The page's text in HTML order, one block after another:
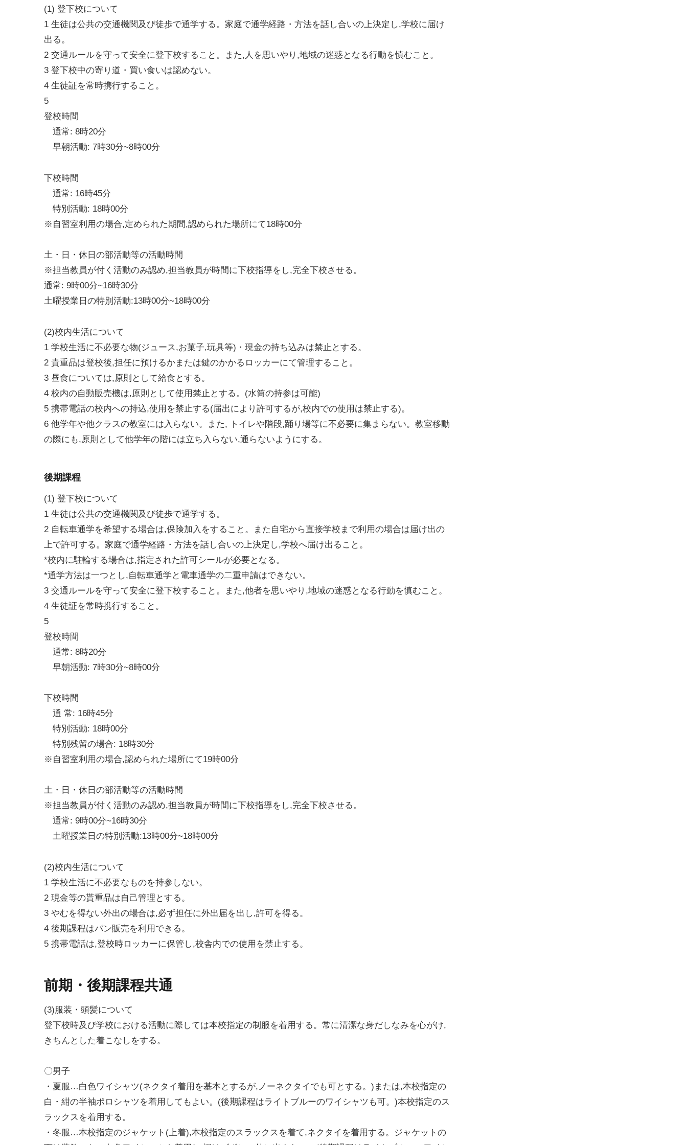
(1) 登下校について
1 生徒は公共の交通機関及び徒歩で通学する。家庭で通学経路・方法を話し合いの上決定し,学校に届け
出る。
2 交通ルールを守って安全に登下校すること。また,人を思いやり,地域の迷惑となる行動を慎むこと。
3 登下校中の寄り道・買い食いは認めない。
4 生徒証を常時携行すること。
5
登校時間
通常: 8時20分
早朝活動: 7時30分~8時00分
下校時間
通常: 16時45分
特別活動: 18時00分
※自習室利用の場合,定められた期間,認められた場所にて18時00分
土・日・休日の部活動等の活動時間
※担当教員が付く活動のみ認め,担当教員が時間に下校指導をし,完全下校させる。
通常: 9時00分~16時30分
土曜授業日の特別活動:13時00分~18時00分
(2)校内生活について
1 学校生活に不必要な物(ジュース,お菓子,玩具等)・現金の持ち込みは禁止とする。
2 貴重品は登校後,担任に預けるかまたは鍵のかかるロッカーにて管理すること。
3 昼食については,原則として給食とする。
4 校内の自動販売機は,原則として使用禁止とする。(水筒の持参は可能)
5 携帯電話の校内への持込,使用を禁止する(届出により許可するが,校内での使用は禁止する)。
6 他学年や他クラスの教室には入らない。また, トイレや階段,踊り場等に不必要に集まらない。教室移動
の際にも,原則として他学年の階には立ち入らない,通らないようにする。
後期課程
(1) 登下校について
1 生徒は公共の交通機関及び徒歩で通学する。
2 自転車通学を希望する場合は,保険加入をすること。また自宅から直接学校まで利用の場合は届け出の
上で許可する。家庭で通学経路・方法を話し合いの上決定し,学校へ届け出ること。
*校内に駐輪する場合は,指定された許可シールが必要となる。
*通学方法は一つとし,自転車通学と電車通学の二重申請はできない。
3 交通ルールを守って安全に登下校すること。また,他者を思いやり,地域の迷惑となる行動を慎むこと。
4 生徒証を常時携行すること。
5
登校時間
通常: 8時20分
早朝活動: 7時30分~8時00分
下校時間
通 常: 16時45分
特別活動: 18時00分
特別残留の場合: 18時30分
※自習室利用の場合,認められた場所にて19時00分
土・日・休日の部活動等の活動時間
※担当教員が付く活動のみ認め,担当教員が時間に下校指導をし,完全下校させる。
通常: 9時00分~16時30分
土曜授業日の特別活動:13時00分~18時00分
(2)校内生活について
1 学校生活に不必要なものを持参しない。
2 現金等の貰重品は自己管理とする。
3 やむを得ない外出の場合は,必ず担任に外出届を出し,許可を得る。
4 後期課程はパン販売を利用できる。
5 携帯電話は,登校時ロッカーに保管し,校舎内での使用を禁止する。
前期・後期課程共通
(3)服装・頭髪について
登下校時及び学校における活動に際しては本校指定の制服を着用する。常に清潔な身だしなみを心がけ,
きちんとした着こなしをする。
〇男子
・夏服…白色ワイシャツ(ネクタイ着用を基本とするが,ノーネクタイでも可とする。)または,本校指定の
白・紺の半袖ポロシャツを着用してもよい。(後期課程はライトブルーのワイシャツも可。)本校指定のス
ラックスを着用する。
・冬服…本校指定のジャケット(上着),本校指定のスラックスを着て,ネクタイを着用する。ジャケットの